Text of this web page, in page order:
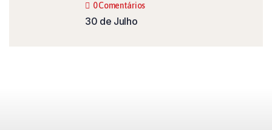
0 Comentários
30 de Julho